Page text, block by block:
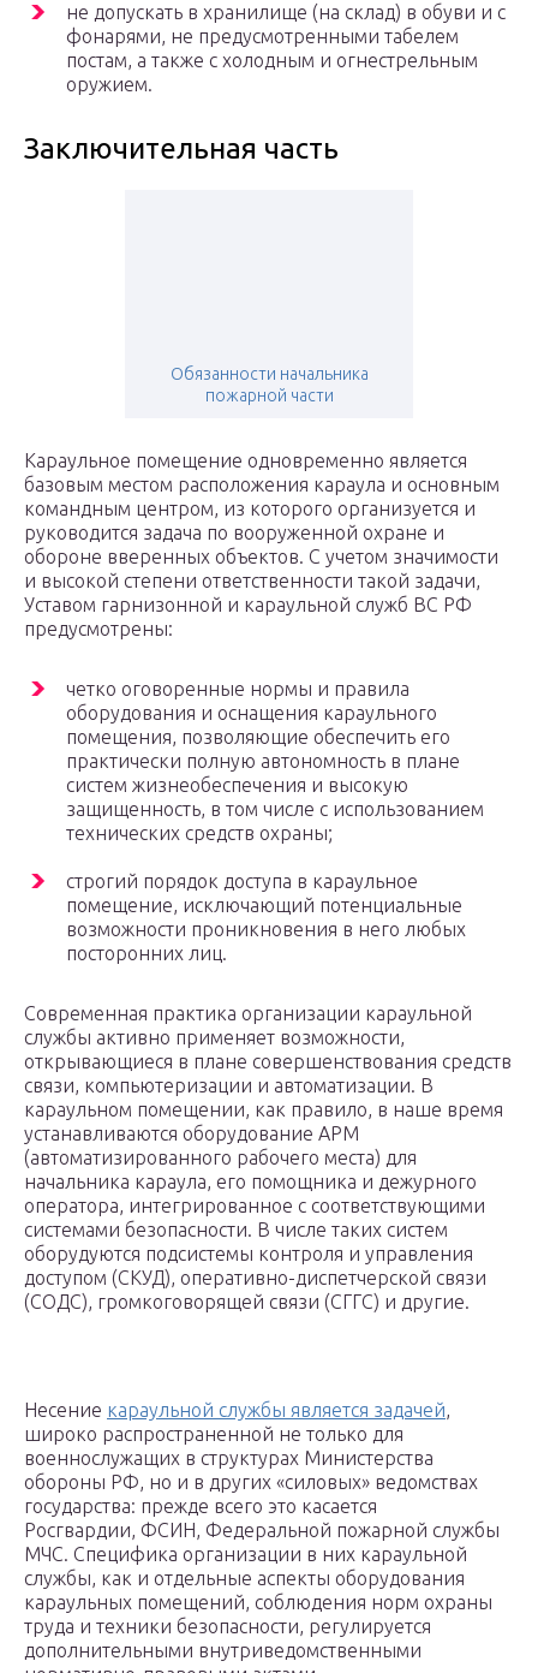
не допускать в хранилище (на склад) в обуви и с
фонарями, не предусмотренными табелем
постам, а также с холодным и огнестрельным
оружием.
Заключительная часть
Обязанности начальника
пожарной части
Караульное помещение одновременно является
базовым местом расположения караула и основным
командным центром, из которого организуется и
руководится задача по вооруженной охране и
обороне вверенных объектов. С учетом значимости
и высокой степени ответственности такой задачи,
Уставом гарнизонной и караульной служб ВС РФ
предусмотрены:
четко оговоренные нормы и правила
оборудования и оснащения караульного
помещения, позволяющие обеспечить его
практически полную автономность в плане
систем жизнеобеспечения и высокую
защищенность, в том числе с использованием
технических средств охраны;
строгий порядок доступа в караульное
помещение, исключающий потенциальные
возможности проникновения в него любых
посторонних лиц.
Современная практика организации караульной
службы активно применяет возможности,
открывающиеся в плане совершенствования средств
связи, компьютеризации и автоматизации. В
караульном помещении, как правило, в наше время
устанавливаются оборудование АРМ
(автоматизированного рабочего места) для
начальника караула, его помощника и дежурного
оператора, интегрированное с соответствующими
системами безопасности. В числе таких систем
оборудуются подсистемы контроля и управления
доступом (СКУД), оперативно-диспетчерской связи
(СОДС), громкоговорящей связи (СГГС) и другие.
Несение караульной службы является задачей,
широко распространенной не только для
военнослужащих в структурах Министерства
обороны РФ, но и в других «силовых» ведомствах
государства: прежде всего это касается
Росгвардии, ФСИН, Федеральной пожарной службы
МЧС. Специфика организации в них караульной
службы, как и отдельные аспекты оборудования
караульных помещений, соблюдения норм охраны
труда и техники безопасности, регулируется
дополнительными внутриведомственными